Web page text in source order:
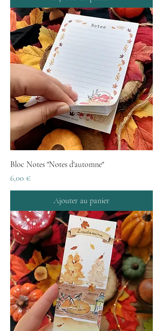
Bloc Notes "Notes d'automne"
Prix
6,00 €
Ajouter au panier